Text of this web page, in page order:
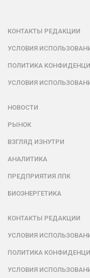
КОНТАКТЫ РЕДАКЦИИ
УСЛОВИЯ
ПОЛИТИКА
УСЛОВИЯ
НОВОСТИ
РЫНОК
ВЗГЛЯД ИЗНУТРИ
АНАЛИТИКА
ПРЕДПРИЯТИЯ ЛПК
БИОЭНЕРГЕТИКА
КОНТАКТЫ РЕДАКЦИИ
УСЛОВИЯ
ПОЛИТИКА
УСЛОВИЯ